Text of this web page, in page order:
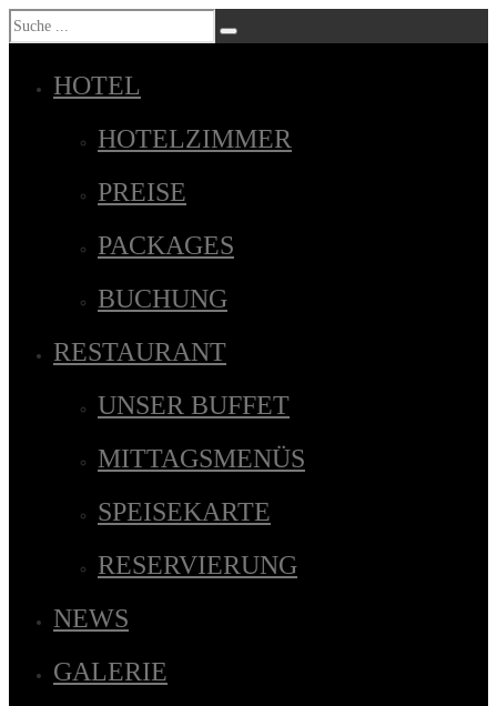
HOTEL
HOTELZIMMER
PREISE
PACKAGES
BUCHUNG
RESTAURANT
UNSER BUFFET
MITTAGSMENÜS
SPEISEKARTE
RESERVIERUNG
NEWS
GALERIE